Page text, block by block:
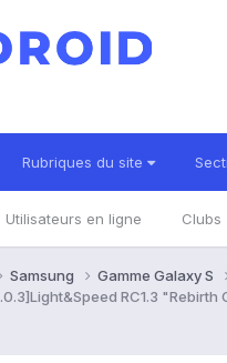
Rubriques du site
Utilisateurs en ligne Clubs
Samsung Gamme Galaxy S
RC1.3 "Rebirth